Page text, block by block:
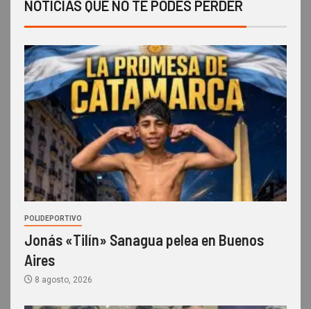
NOTICIAS QUE NO TE PODES PERDER
POLIDEPORTIVO
Jonás «Tilín» Sanagua pelea en Buenos
Aires
8 agosto, 2026